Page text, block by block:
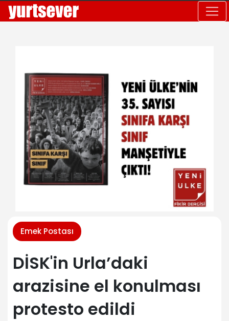
Emek Postası
DİSK'in Urla’daki
arazisine el konulması
protesto edildi